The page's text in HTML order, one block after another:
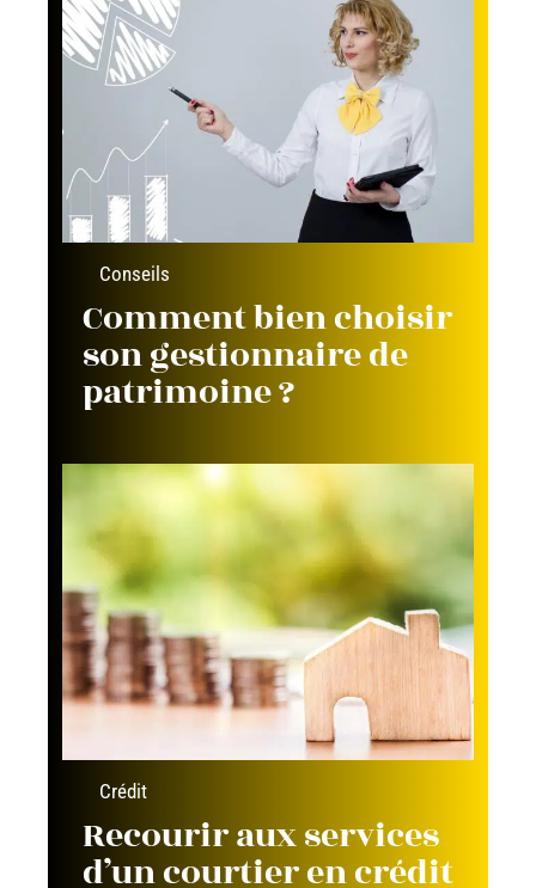
Conseils
Comment bien choisir
son gestionnaire de
patrimoine ?
Crédit
Recourir aux services
d’un courtier en crédit